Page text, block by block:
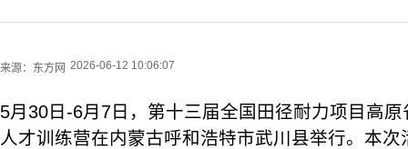
来源： 东方网 2026-06-12 10:06:07
5月30日-6月7日，第十三届全国田径耐力项目高
人才训练营在内蒙古呼和浩特市武川县举行。本